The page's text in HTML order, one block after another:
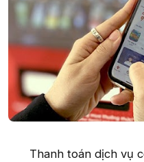
Thanh toán dịch vụ